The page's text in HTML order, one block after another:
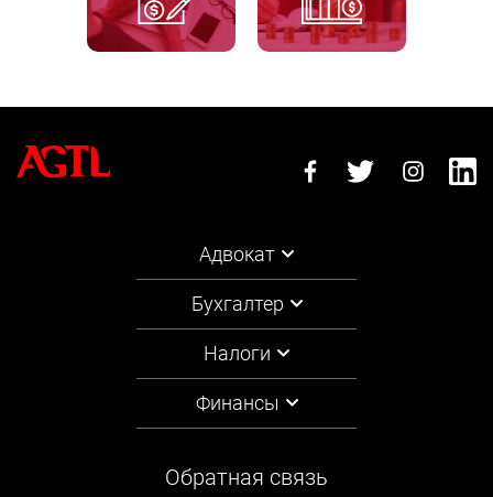
Адвокат
Бухгалтер
Налоги
Финансы
Обратная связь